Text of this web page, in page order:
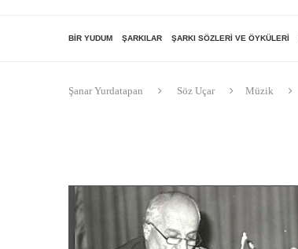
BIR YUDUM ŞARKILAR ŞARKI SÖZLERI VE ÖYKÜLERI
Şanar Yurdatapan Söz Uçar Müzik